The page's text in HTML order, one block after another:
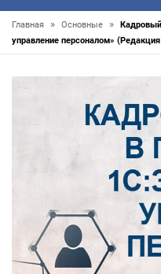
Главная » Основные »
управление персоналом»